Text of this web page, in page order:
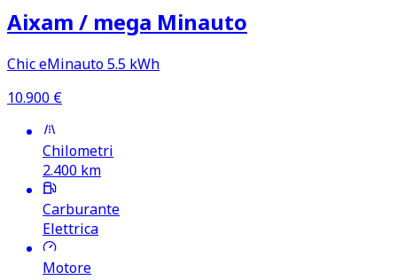
Aixam /​ mega Minauto
Chic eMinauto 5.5 kWh
10.900 €
Chilometri
2.400 km
Carburante
Elettrica
Motore